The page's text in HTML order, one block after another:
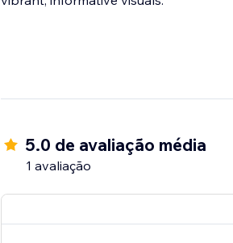
5.0 de avaliação média
1 avaliação